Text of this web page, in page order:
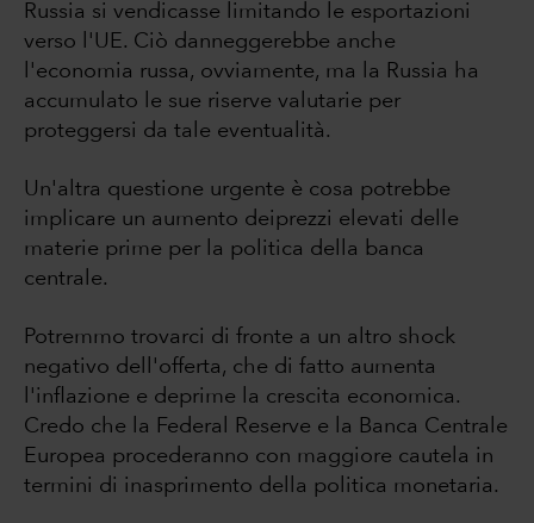
Russia si vendicasse limitando le esportazioni
verso l'UE. Ciò danneggerebbe anche
l'economia russa, ovviamente, ma la Russia ha
accumulato le sue riserve valutarie per
proteggersi da tale eventualità.
Un'altra questione urgente è cosa potrebbe
implicare un aumento deiprezzi elevati delle
materie prime per la politica della banca
centrale.
Potremmo trovarci di fronte a un altro shock
negativo dell'offerta, che di fatto aumenta
l'inflazione e deprime la crescita economica.
Credo che la Federal Reserve e la Banca Centrale
Europea procederanno con maggiore cautela in
termini di inasprimento della politica monetaria.